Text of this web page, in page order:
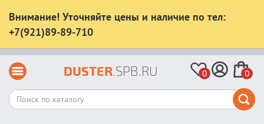
Внимание! Уточняйте цены и наличие по тел:
+7(921)89-89-710
DUSTER.SPB.RU 0 0